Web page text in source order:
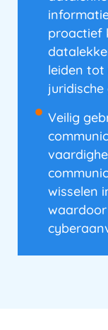
proactief
leiden tot
juridische
Veilig
wisselen